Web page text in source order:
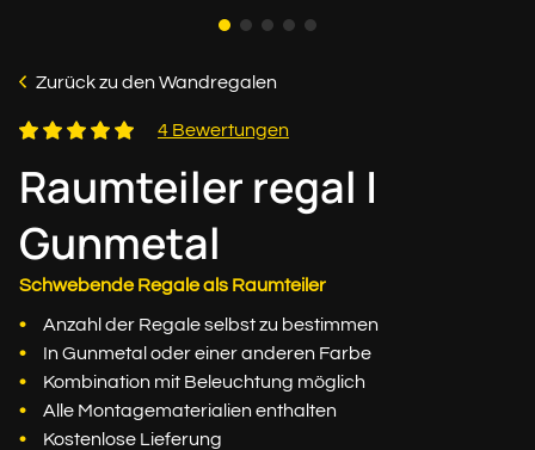
Zurück zu den Wandregalen
4 Bewertungen
Raumteiler regal |
Gunmetal
Schwebende Regale als Raumteiler
Anzahl der Regale selbst zu bestimmen
In Gunmetal oder einer anderen Farbe
Kombination mit Beleuchtung möglich
Alle Montagematerialien enthalten
Kostenlose Lieferung